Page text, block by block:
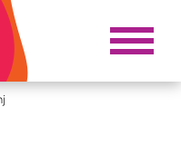
sem jaz Razpri